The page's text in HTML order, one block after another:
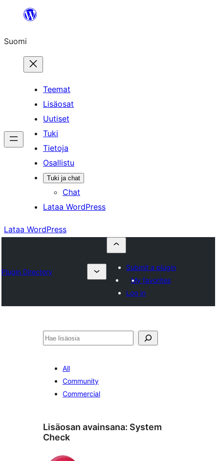
Suomi
Teemat
Lisäosat
Uutiset
Tuki
Tietoja
Osallistu
Tuki ja chat
Chat
Lataa WordPress
Lataa WordPress
Plugin Directory
Submit a plugin
My favorites
Log in
Etsi
All
Community
Commercial
Lisäosan avainsana: System
Check